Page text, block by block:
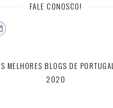
FALE CONOSCO!
MELHORES BLOGS DE PORTUGAL
2020